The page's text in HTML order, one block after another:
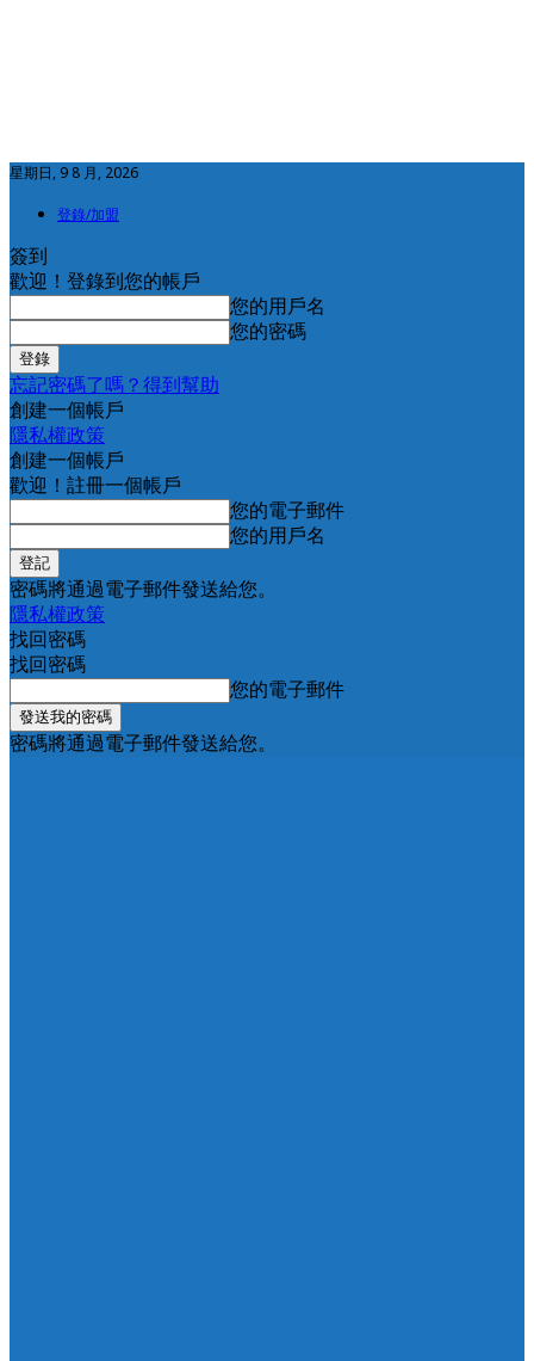
星期日, 9 8 月, 2026
登錄/加盟
簽到
歡迎！登錄到您的帳戶
您的用戶名
您的密碼
忘記密碼了嗎？得到幫助
創建一個帳戶
隱私權政策
創建一個帳戶
歡迎！註冊一個帳戶
您的電子郵件
您的用戶名
密碼將通過電子郵件發送給您。
隱私權政策
找回密碼
找回密碼
您的電子郵件
密碼將通過電子郵件發送給您。